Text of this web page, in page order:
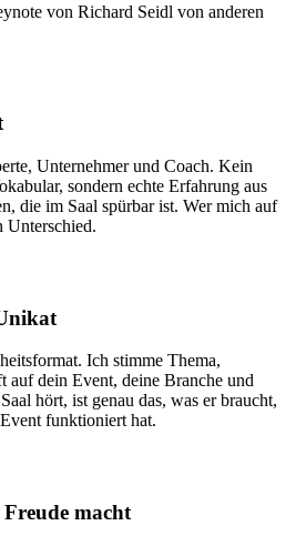
von Richard Seidl von anderen
Unternehmer und Coach. Kein
sondern echte Erfahrung aus
die im Saal spürbar ist. Wer mich auf
Unterschied.
Ich stimme Thema,
auf dein Event, deine Branche und
hört, ist genau das, was er braucht,
funktioniert hat.
macht